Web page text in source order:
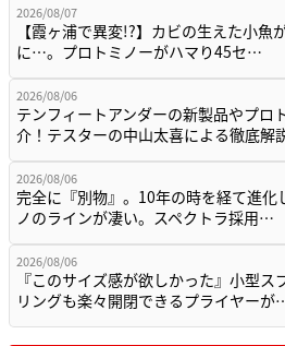
2026/08/07
【霞ヶ浦で異変!?】カビの生えた小魚
に…。プロトミノーがハマり45セ…
2026/08/06
テンフィートアンダーの新製品やプロ
介！テスターの中山太喜による徹底解
2026/08/06
完全に『別物』。10年の時を経て進化
ノのラインが凄い。スペクトラ採用…
2026/08/06
『このサイズ感が欲しかった』小型ス
リングも楽々開閉できるプライヤーが